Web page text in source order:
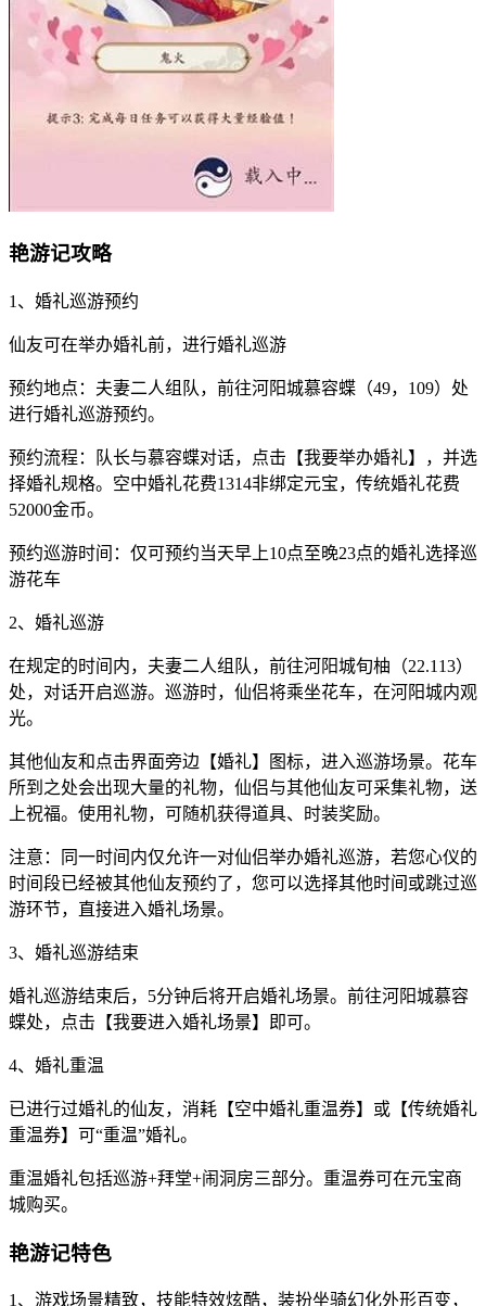
艳游记攻略
1、婚礼巡游预约
仙友可在举办婚礼前，进行婚礼巡游
预约地点：夫妻二人组队，前往河阳城慕容蝶（49，109）处
进行婚礼巡游预约。
预约流程：队长与慕容蝶对话，点击【我要举办婚礼】，并选
择婚礼规格。空中婚礼花费1314非绑定元宝，传统婚礼花费
52000金币。
预约巡游时间：仅可预约当天早上10点至晚23点的婚礼选择巡
游花车
2、婚礼巡游
在规定的时间内，夫妻二人组队，前往河阳城旬柚（22.113）
处，对话开启巡游。巡游时，仙侣将乘坐花车，在河阳城内观
光。
其他仙友和点击界面旁边【婚礼】图标，进入巡游场景。花车
所到之处会出现大量的礼物，仙侣与其他仙友可采集礼物，送
上祝福。使用礼物，可随机获得道具、时装奖励。
注意：同一时间内仅允许一对仙侣举办婚礼巡游，若您心仪的
时间段已经被其他仙友预约了，您可以选择其他时间或跳过巡
游环节，直接进入婚礼场景。
3、婚礼巡游结束
婚礼巡游结束后，5分钟后将开启婚礼场景。前往河阳城慕容
蝶处，点击【我要进入婚礼场景】即可。
4、婚礼重温
已进行过婚礼的仙友，消耗【空中婚礼重温券】或【传统婚礼
重温券】可“重温”婚礼。
重温婚礼包括巡游+拜堂+闹洞房三部分。重温券可在元宝商
城购买。
艳游记特色
1、游戏场景精致，技能特效炫酷，装扮坐骑幻化外形百变，